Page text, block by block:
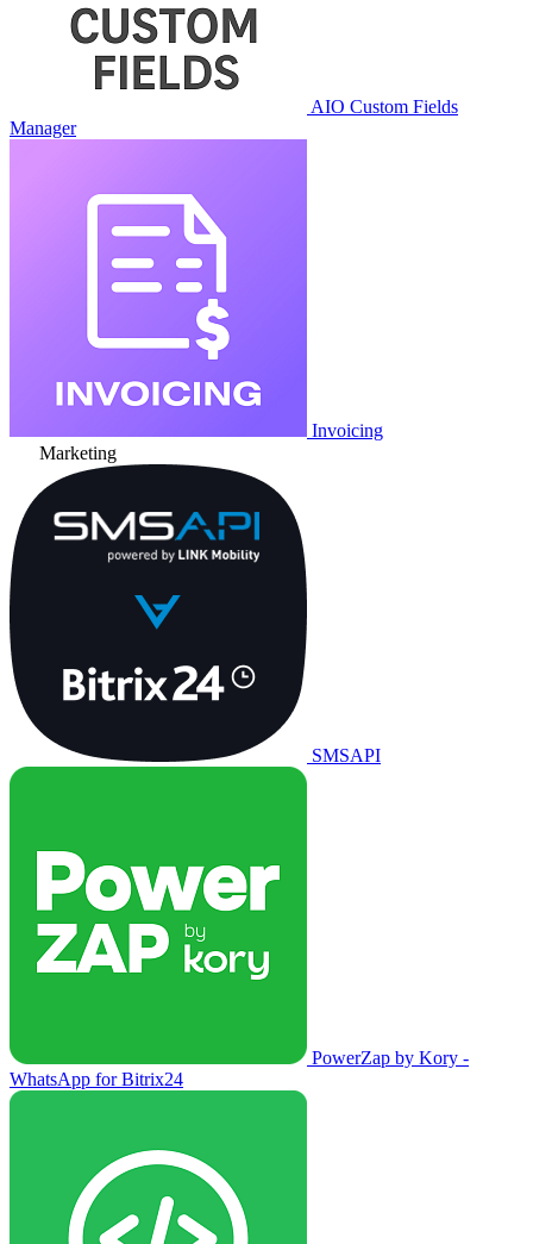
AIO Custom Fields
Manager
Invoicing
Marketing
SMSAPI
PowerZap by Kory -
WhatsApp for Bitrix24